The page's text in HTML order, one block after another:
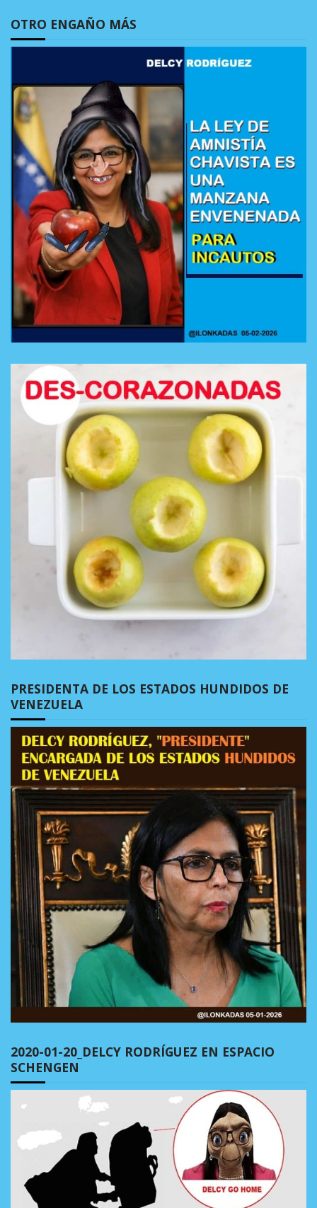
OTRO ENGAÑO MÁS
PRESIDENTA DE LOS ESTADOS HUNDIDOS DE
VENEZUELA
2020-01-20_DELCY RODRÍGUEZ EN ESPACIO
SCHENGEN